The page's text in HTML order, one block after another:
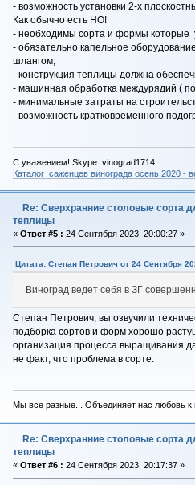
- возможность установки 2-х
Как обычно есть НО!
- необходимы сорта и формы которые
- обязательно капельное
шлангом;
- конструкция теплицы должна
- машинная обработка междурядий (
- минимальные затраты на
- возможность кратковременного
С уважением! Skype vinograd1714
Каталог саженцев винограда осень 2020 -
Re: Сверхранние столовые сорта
теплицы
« Ответ #5 : 24 Сентября 2023, 20:00:27 »
Цитата: Степан Петрович от 24 Сентября
Виноград ведет себя в ЗГ
Степан Петрович, вы озвучили
подборка сортов и форм хорошо
организация процесса выращивания
не факт, что проблема в сорте.
Мы все разные... Объединяет нас любовь к
Re: Сверхранние столовые сорта
теплицы
« Ответ #6 : 24 Сентября 2023, 20:17:37 »